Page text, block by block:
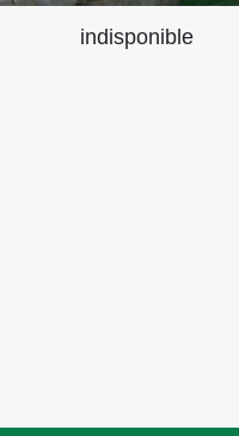
indisponible